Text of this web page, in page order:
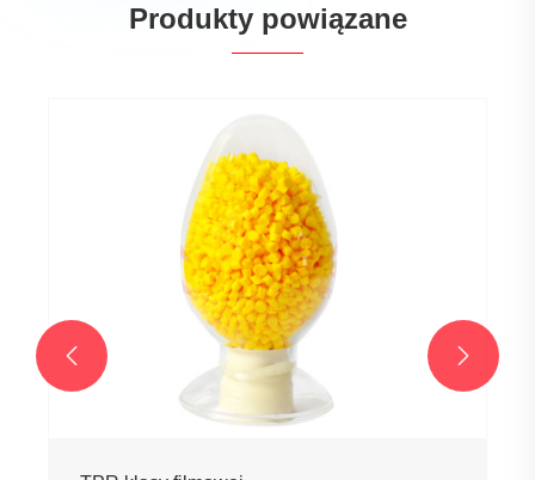
Produkty powiązane
Materiały do ​​​​formowania wtryskowego TPR
Zobacz więcej >>
 